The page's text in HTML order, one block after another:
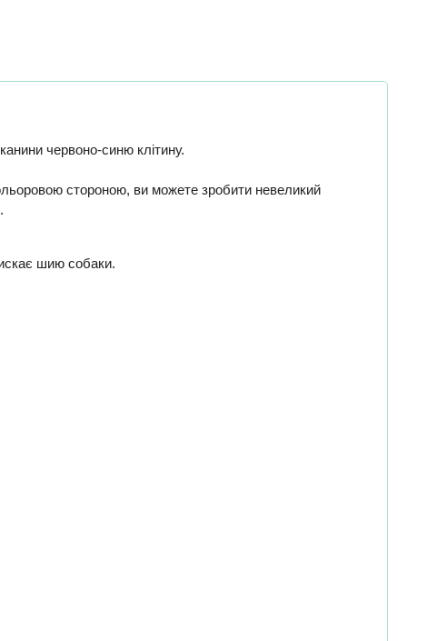
червоно-синю клітину.
стороною, ви можете зробити невеликий
шию собаки.